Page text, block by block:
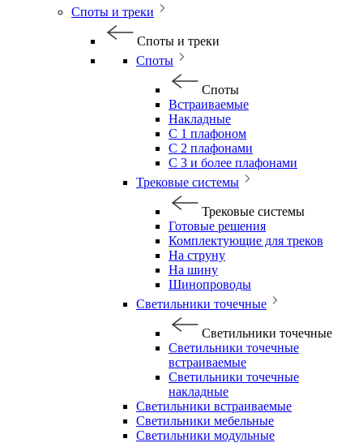
Споты и треки
Споты и треки
Споты
Споты
Встраиваемые
Накладные
С 1 плафоном
С 2 плафонами
С 3 и более плафонами
Трековые системы
Трековые системы
Готовые решения
Комплектующие для треков
На струну
На шину
Шинопроводы
Светильники точечные
Светильники точечные
Светильники точечные
встраиваемые
Светильники точечные
накладные
Светильники встраиваемые
Светильники мебельные
Светильники модульные